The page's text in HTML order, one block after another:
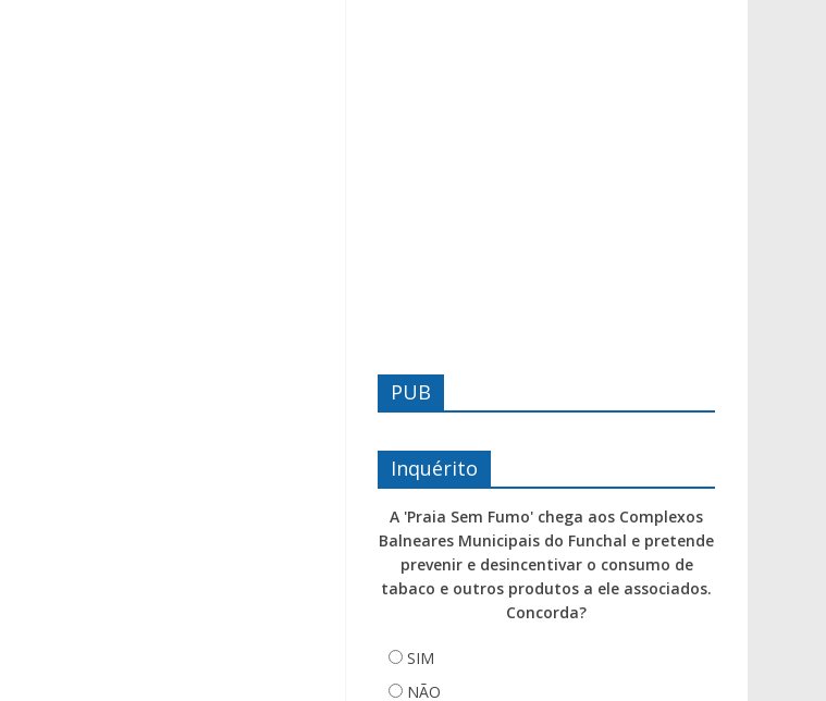
PUB
Inquérito
A 'Praia Sem Fumo' chega aos Complexos
Balneares Municipais do Funchal e pretende
prevenir e desincentivar o consumo de
tabaco e outros produtos a ele associados.
Concorda?
SIM
NÃO